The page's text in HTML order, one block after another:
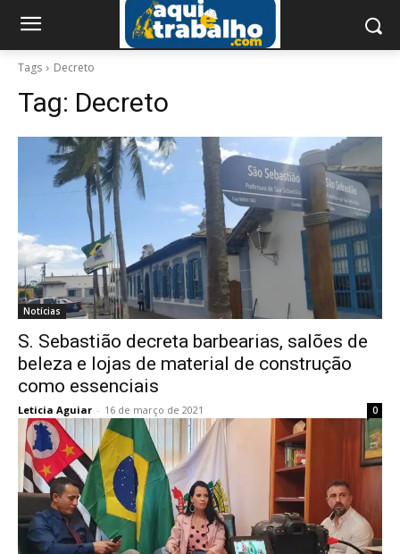
Tags Decreto
Tag: Decreto
Notícias
S. Sebastião decreta barbearias, salões de
beleza e lojas de material de construção
como essenciais
Leticia Aguiar - 16 de março de 2021 0